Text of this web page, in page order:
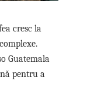
cresc la
Guatemala
pentru a